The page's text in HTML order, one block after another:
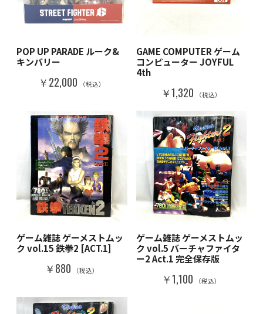
POP UP PARADE ルーク&
キンバリー
￥22,000 （税込）
GAME COMPUTER ゲーム
コンピューター JOYFUL
4th
￥1,320 （税込）
ゲーム雑誌 ゲーメストムッ
ク vol.15 鉄拳2 [ACT.1]
￥880 （税込）
ゲーム雑誌 ゲーメストムッ
ク vol.5 バーチャファイタ
ー2 Act.1 完全保存版
￥1,100 （税込）